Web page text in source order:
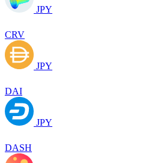
JPY
CRV
JPY
DAI
JPY
DASH